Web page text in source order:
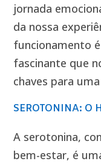
jornada
da nossa
funcionamento
fascinante que
chaves para
SEROTONINA: O
A serotonina,
bem-estar, é